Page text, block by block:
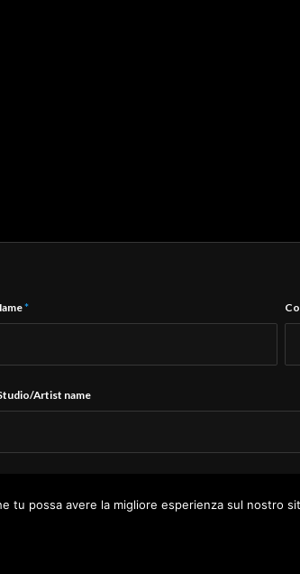
*
Artist name
tu possa avere la migliore esperienza sul nostro